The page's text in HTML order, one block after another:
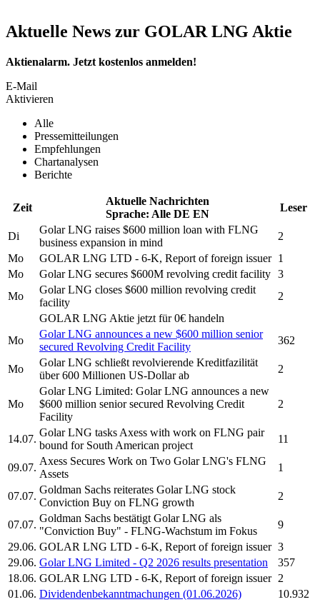
Aktuelle News zur GOLAR LNG Aktie
Aktienalarm. Jetzt kostenlos anmelden!
E-Mail
Aktivieren
Alle
Pressemitteilungen
Empfehlungen
Chartanalysen
Berichte
Zeit
Aktuelle Nachrichten
Sprache: Alle DE EN
Leser
Di
Golar LNG raises $600 million loan with FLNG
business expansion in mind
2
Mo
GOLAR LNG LTD - 6-K, Report of foreign issuer 1
Mo
Golar LNG secures $600M revolving credit facility 3
Mo
Golar LNG closes $600 million revolving credit
facility
2
GOLAR LNG Aktie jetzt für 0€ handeln
Mo
Golar LNG announces a new $600 million senior
secured Revolving Credit Facility
362
Mo
Golar LNG schließt revolvierende Kreditfazilität
über 600 Millionen US-Dollar ab
2
Mo
Golar LNG Limited: Golar LNG announces a new
$600 million senior secured Revolving Credit
Facility
2
14.07.
Golar LNG tasks Axess with work on FLNG pair
bound for South American project
11
09.07.
Axess Secures Work on Two Golar LNG's FLNG
Assets
1
07.07.
Goldman Sachs reiterates Golar LNG stock
Conviction Buy on FLNG growth
2
07.07.
Goldman Sachs bestätigt Golar LNG als
"Conviction Buy" - FLNG-Wachstum im Fokus
9
29.06. GOLAR LNG LTD - 6-K, Report of foreign issuer 3
29.06. Golar LNG Limited - Q2 2026 results presentation
357
18.06. GOLAR LNG LTD - 6-K, Report of foreign issuer 2
01.06. Dividendenbekanntmachungen (01.06.2026)
10.932